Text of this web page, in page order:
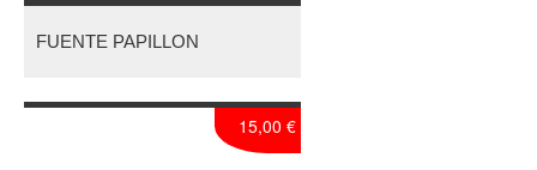
FUENTE PAPILLON
15,00 €